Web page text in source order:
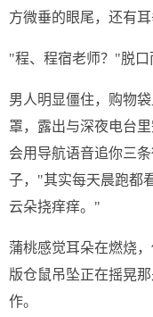
方微垂的眼尾，还有
"程、程宿老师？"脱口
男人明显僵住，购物
罩，露出与深夜电台
会用导航语音追你三
子，"其实每天晨跑都
云朵挠痒痒。"
蒲桃感觉耳朵在燃烧
版仓鼠吊坠正在摇晃
作。